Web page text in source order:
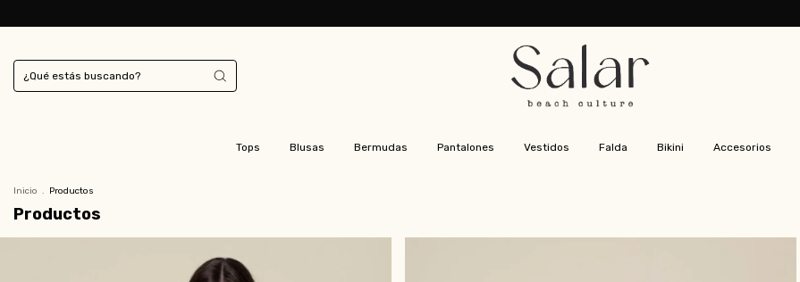
Tops Blusas Bermudas Pantalones Vestidos Falda Bikini Accesorios
Inicio . Productos
Productos